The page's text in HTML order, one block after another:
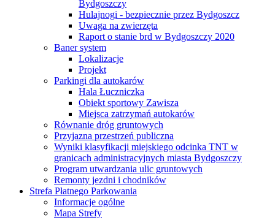
Bydgoszczy
Hulajnogi - bezpiecznie przez Bydgoszcz
Uwaga na zwierzęta
Raport o stanie brd w Bydgoszczy 2020
Baner system
Lokalizacje
Projekt
Parkingi dla autokarów
Hala Łuczniczka
Obiekt sportowy Zawisza
Miejsca zatrzymań autokarów
Równanie dróg gruntowych
Przyjazna przestrzeń publiczna
Wyniki klasyfikacji miejskiego odcinka TNT w
granicach administracyjnych miasta Bydgoszczy
Program utwardzania ulic gruntowych
Remonty jezdni i chodników
Strefa Płatnego Parkowania
Informacje ogólne
Mapa Strefy